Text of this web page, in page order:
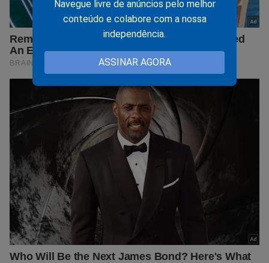
Navegue livre de anúncios pelo melhor
conteúdo e colabore com a nossa
independência.
ASSINAR AGORA